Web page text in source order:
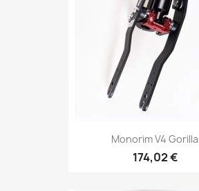
Monorim V4 Gorilla
174,02 €